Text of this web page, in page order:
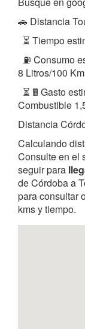
🚗 Distancia
⏳ Tiempo
⛽ Consumo
8 Litros/100
⏳ 🖩 Gasto
Combustible
Distancia
Calculando
Consulte en el
seguir para
de Córdoba a
para consultar
kms y tiempo.